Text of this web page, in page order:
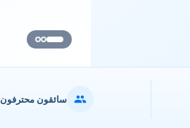
سائقون محترفون